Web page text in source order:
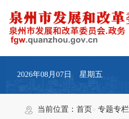
2026年08月07日 星期五
当前位置：首页 专题专栏